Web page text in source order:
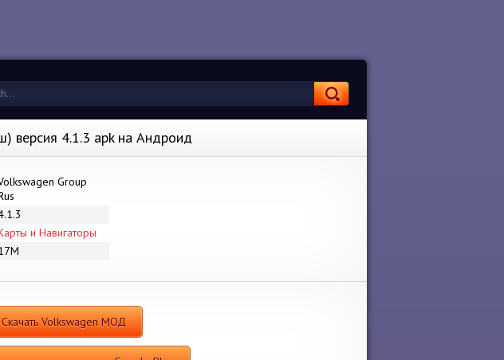
версия 4.1.3 apk на Андроид
Group
и Навигаторы
Скачать Volkswagen МОД